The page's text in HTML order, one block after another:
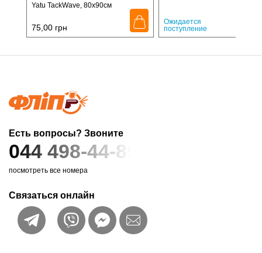
Yatu TackWave, 80x90см
75,00 грн
Ожидается
поступление
Есть вопросы? Звоните
044 498-44-89
посмотреть все номера
Связаться онлайн